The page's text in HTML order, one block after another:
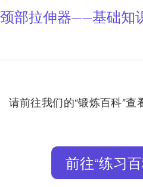
颈部拉伸器——基础知
请前往我们的“锻炼百科”
前往“练习